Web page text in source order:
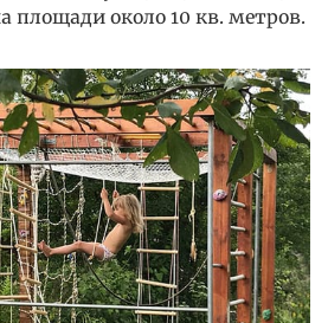
площади около 10 кв. метров.